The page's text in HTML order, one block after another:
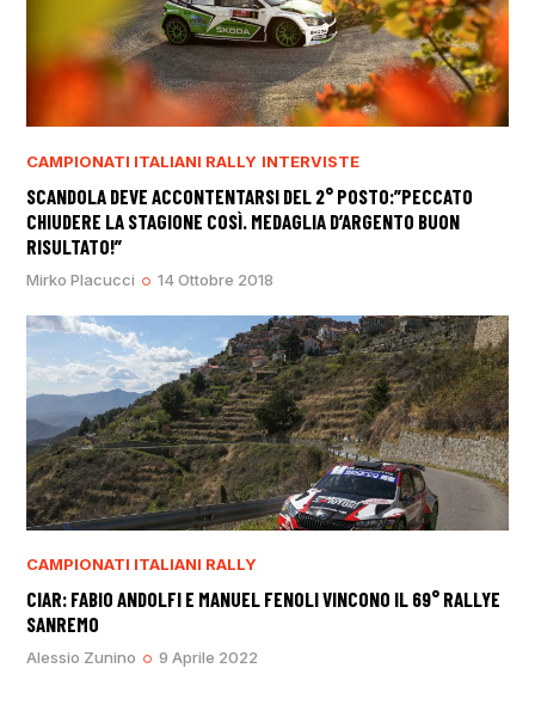
CAMPIONATI ITALIANI RALLY INTERVISTE
SCANDOLA DEVE ACCONTENTARSI DEL 2° POSTO:”PECCATO
CHIUDERE LA STAGIONE COSÌ. MEDAGLIA D’ARGENTO BUON
RISULTATO!”
Mirko Placucci 14 Ottobre 2018
CAMPIONATI ITALIANI RALLY
CIAR: FABIO ANDOLFI E MANUEL FENOLI VINCONO IL 69° RALLYE
SANREMO
Alessio Zunino 9 Aprile 2022